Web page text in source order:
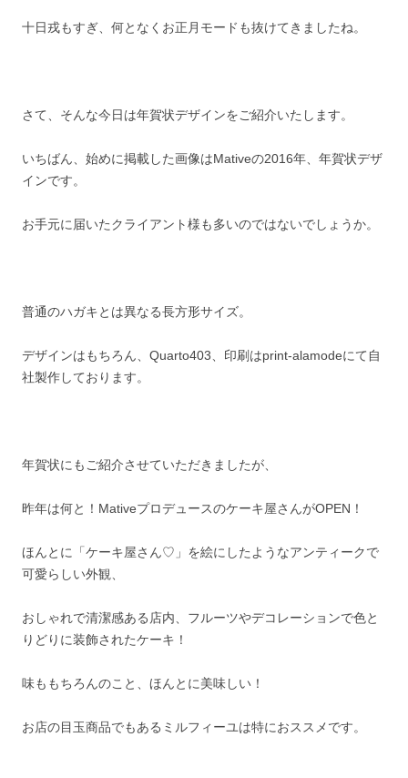
十日戎もすぎ、何となくお正月モードも抜けてきましたね。
さて、そんな今日は年賀状デザインをご紹介いたします。
いちばん、始めに掲載した画像はMativeの2016年、年賀状デザ
インです。
お手元に届いたクライアント様も多いのではないでしょうか。
普通のハガキとは異なる長方形サイズ。
デザインはもちろん、Quarto403、印刷はprint-alamodeにて自
社製作しております。
年賀状にもご紹介させていただきましたが、
昨年は何と！Mativeプロデュースのケーキ屋さんがOPEN！
ほんとに「ケーキ屋さん♡」を絵にしたようなアンティークで
可愛らしい外観、
おしゃれで清潔感ある店内、フルーツやデコレーションで色と
りどりに装飾されたケーキ！
味ももちろんのこと、ほんとに美味しい！
お店の目玉商品でもあるミルフィーユは特におススメです。